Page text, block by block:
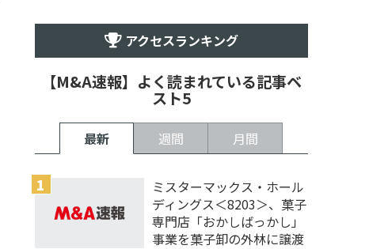
アクセスランキング
【M&A速報】よく読まれている記事ベ
スト5
最新 週間 月間
ミスターマックス・ホール
ディングス＜8203＞、菓子
専門店「おかしばっかし」
事業を菓子卸の外林に譲渡